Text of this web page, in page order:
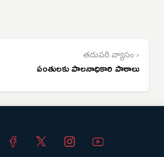
తదుపరి వ్యాసం ›
పంతులకు పాలనాధికారి పాఠాలు